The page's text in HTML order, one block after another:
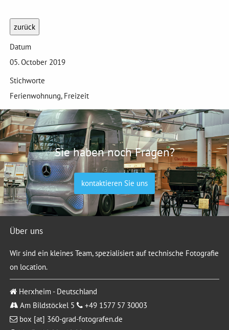
zurück
Datum
05. October 2019
Stichworte
Ferienwohnung, Freizeit
Sie haben noch Fragen?
kontaktieren Sie uns
Über uns
Wir sind ein kleines Team, spezialisiert auf technische Fotografie
on location.
Herxheim - Deutschland
Am Bildstöckel 5
+49 1577 57 30003
box [at] 360-grad-fotografen.de